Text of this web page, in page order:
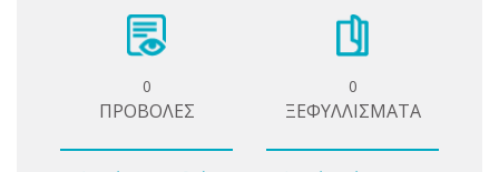
0
ΠΡΟΒΟΛΕΣ
0
ΞΕΦΥΛΛΙΣΜΑΤΑ